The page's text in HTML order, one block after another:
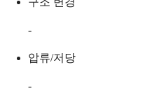
-
압류/저당
-